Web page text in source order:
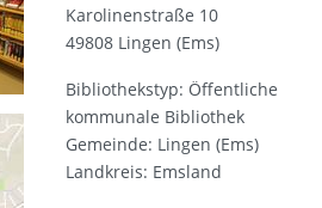
Karolinenstraße 10
49808 Lingen (Ems)
Bibliothekstyp: Öffentliche
kommunale Bibliothek
Gemeinde: Lingen (Ems)
Landkreis: Emsland